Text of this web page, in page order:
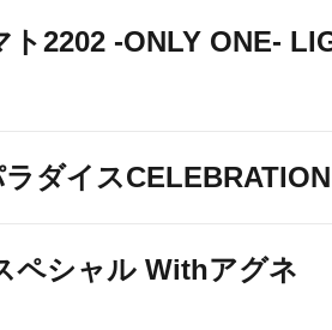
ト2202 -ONLY ONE-
ダイスCELEBRATION
ペシャル Withアグネ